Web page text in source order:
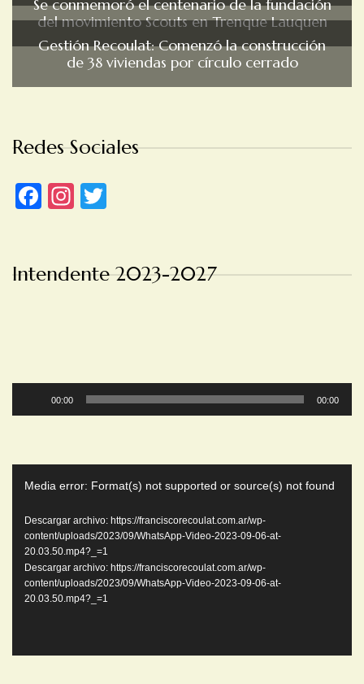
Se conmemoró el centenario de la fundación
del movimiento Scouts en Trenque Lauquen
Gestión Recoulat: Comenzó la construcción
de 38 viviendas por círculo cerrado
Redes Sociales
Facebook
Instagram
Intendente 2023-2027
Reproductor
de
00:00 00:00
video
Media error: Format(s) not supported or source(s) not found
Descargar archivo: https://franciscorecoulat.com.ar/wp-
content/uploads/2023/09/WhatsApp-Video-2023-09-06-at-
20.03.50.mp4?_=1
Descargar archivo: https://franciscorecoulat.com.ar/wp-
content/uploads/2023/09/WhatsApp-Video-2023-09-06-at-
20.03.50.mp4?_=1